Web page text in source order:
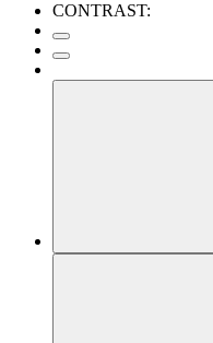
CONTRAST: